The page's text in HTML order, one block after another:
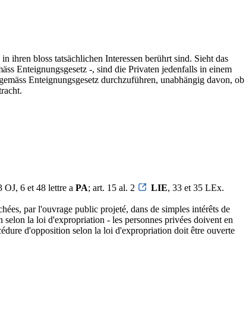
ihren bloss tatsächlichen Interessen berührt sind. Sieht das
Enteignungsgesetz -, sind die Privaten jedenfalls in einem
Enteignungsgesetz durchzuführen, unabhängig davon, ob
OJ, 6 et 48 lettre a PA; art. 15 al. 2 LIE, 33 et 35 LEx.
par l'ouvrage public projeté, dans de simples intérêts de
la loi d'expropriation - les personnes privées doivent en
d'opposition selon la loi d'expropriation doit être ouverte